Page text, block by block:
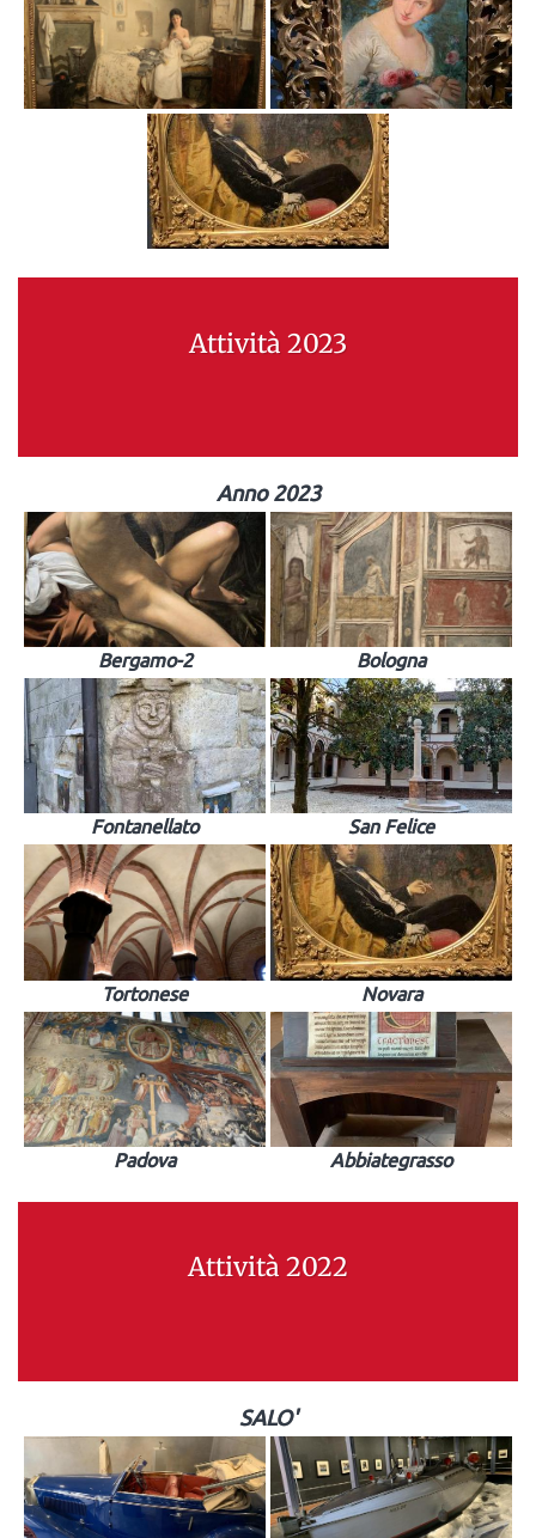
Attività 2023
Anno 2023
Bergamo-2 Bologna
Fontanellato San Felice
Tortonese Novara
Padova Abbiategrasso
Attività 2022
SALO'